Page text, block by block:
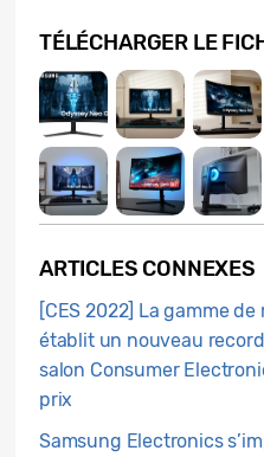
TÉLÉCHARGER LE
ARTICLES CONNEXES
[CES 2022] La gamme
établit un nouveau
salon Consumer
prix
Samsung Electronics